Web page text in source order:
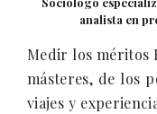
analista en
Medir los méritos
másteres, de los
viajes y